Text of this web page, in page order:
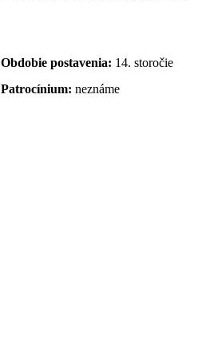
Obdobie postavenia: 14. storočie
Patrocínium: neznáme